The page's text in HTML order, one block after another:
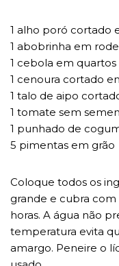
1 alho poró cortado
1 abobrinha em
1 cebola em quartos
1 cenoura cortado
1 talo de aipo
1 tomate sem
1 punhado de
5 pimentas em grão
Coloque todos os
grande e cubra
horas. A água não
temperatura evita
amargo. Peneire o